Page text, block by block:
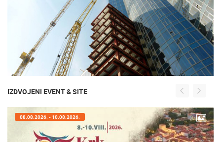
IZDVOJENI EVENT & SITE
08.08.2026. - 10.08.2026.